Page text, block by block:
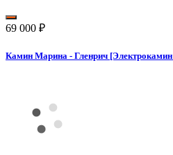
69 000 ₽
Камин Марина - Гленрич